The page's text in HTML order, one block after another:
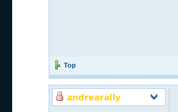
Top
andrearally